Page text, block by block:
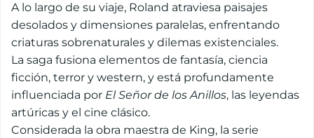
A lo largo de su viaje, Roland atraviesa paisajes
desolados y dimensiones paralelas, enfrentando
criaturas sobrenaturales y dilemas existenciales.
La saga fusiona elementos de fantasía, ciencia
ficción, terror y western, y está profundamente
influenciada por El Señor de los Anillos, las leyendas
artúricas y el cine clásico.
Considerada la obra maestra de King, la serie